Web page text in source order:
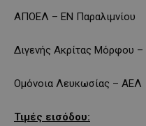
ΑΠΟΕΛ – ΕΝ Παραλιμνίου
Διγενής Ακρίτας Μόρφου
Ομόνοια Λευκωσίας – ΑΕΛ
Τιμές εισόδου: